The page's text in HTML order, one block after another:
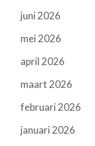
juni 2026
mei 2026
april 2026
maart 2026
februari 2026
januari 2026